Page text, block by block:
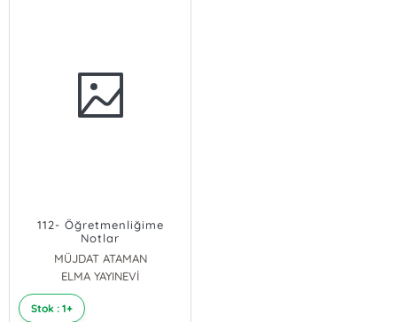
112- Öğretmenliğime
Notlar
MÜJDAT ATAMAN
ELMA YAYINEVİ
Stok : 1+